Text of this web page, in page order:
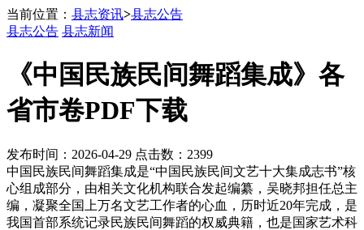
当前位置： 县志资讯>县志公告
县志公告 县志新闻
《中国民族民间舞蹈集成》各
省市卷PDF下载
发布时间：2026-04-29 点击数：2399
中国民族民间舞蹈集成是“中国民族民间文艺十大集成志书”核
心组成部分，由相关文化机构联合发起编纂，吴晓邦担任总主
编，凝聚全国上万名文艺工作者的心血，历时近20年完成，是
我国首部系统记录民族民间舞蹈的权威典籍，也是国家艺术科